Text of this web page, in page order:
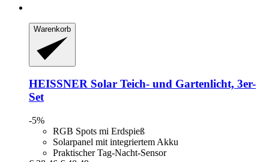
Warenkorb
HEISSNER Solar Teich-​ und Gartenlicht, 3er-​
Set
-5%
RGB Spots mi Erdspieß
Solarpanel mit integriertem Akku
Praktischer Tag-Nacht-Sensor